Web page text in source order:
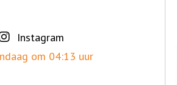
Instagram
om 04:13 uur